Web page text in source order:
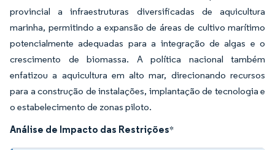
provincial a infraestruturas diversificadas de aquicultura
marinha, permitindo a expansão de áreas de cultivo marítimo
potencialmente adequadas para a integração de algas e o
crescimento de biomassa. A política nacional também
enfatizou a aquicultura em alto mar, direcionando recursos
para a construção de instalações, implantação de tecnologia e
o estabelecimento de zonas piloto.
Análise de Impacto das Restrições*